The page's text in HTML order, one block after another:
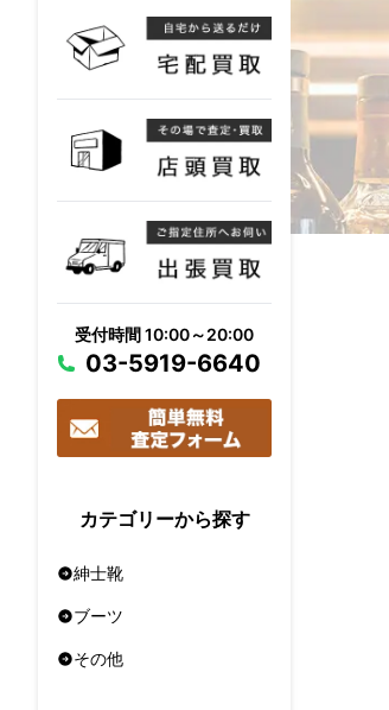
受付時間 10:00～20:00
03-5919-6640
カテゴリーから探す
紳士靴
ブーツ
その他